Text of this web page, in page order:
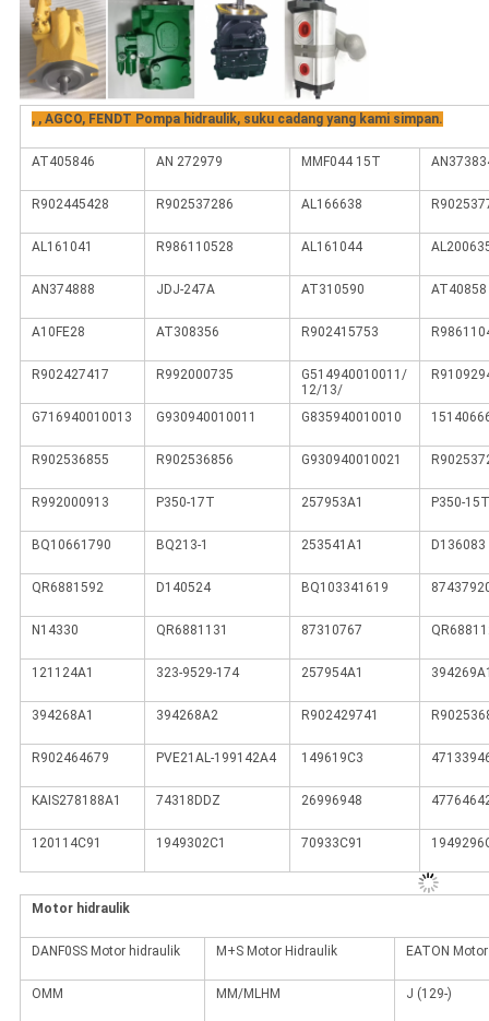
, , AGCO, FENDT Pompa hidraulik, suku cadang yang kami simpan.
AT405846 AN 272979 MMF044 15T
R902445428 R902537286 AL166638
AL161041 R986110528 AL161044
AN374888 JDJ-247A AT310590 AT40858
A10FE28 AT308356 R902415753
R902427417 R992000735
G514940010011/
12/13/
G716940010013 G930940010011 G835940010010
R902536855 R902536856 G930940010021
R992000913 P350-17T 257953A1 P350-15T
BQ10661790 BQ213-1 253541A1 D136083
QR6881592 D140524 BQ103341619
N14330 QR6881131 87310767
121124A1 323-9529-174 257954A1
394268A1 394268A2 R902429741
R902464679 PVE21AL-199142A4 149619C3
KAIS278188A1 74318DDZ 26996948
120114C91 1949302C1 70933C91
Motor hidraulik
DANF0SS Motor hidraulik M+S Motor Hidraulik EATON
OMM MM/MLHM J (129-)